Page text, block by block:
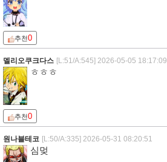
추천0
멜리오쿠크다스 [L:51/A:545] 2026-05-05 18:17:09
ㅎㅎㅎ
추천0
원나블테코 [L:50/A:335] 2026-05-31 08:20:51
심멎